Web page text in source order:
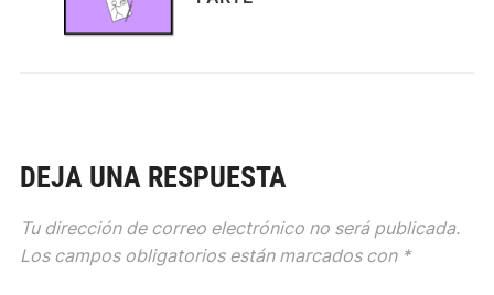
DEJA UNA RESPUESTA
Tu dirección de correo electrónico no será publicada.
Los campos obligatorios están marcados con *